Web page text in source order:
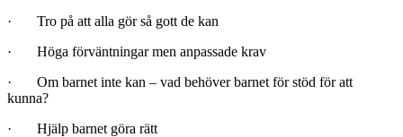
· Tro på att alla gör så gott de kan
· Höga förväntningar men anpassade krav
· Om barnet inte kan – vad behöver barnet för stöd för att
kunna?
· Hjälp barnet göra rätt